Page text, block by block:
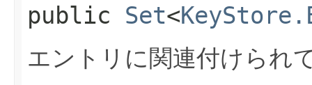
public Set<
エントリに関連付けられ